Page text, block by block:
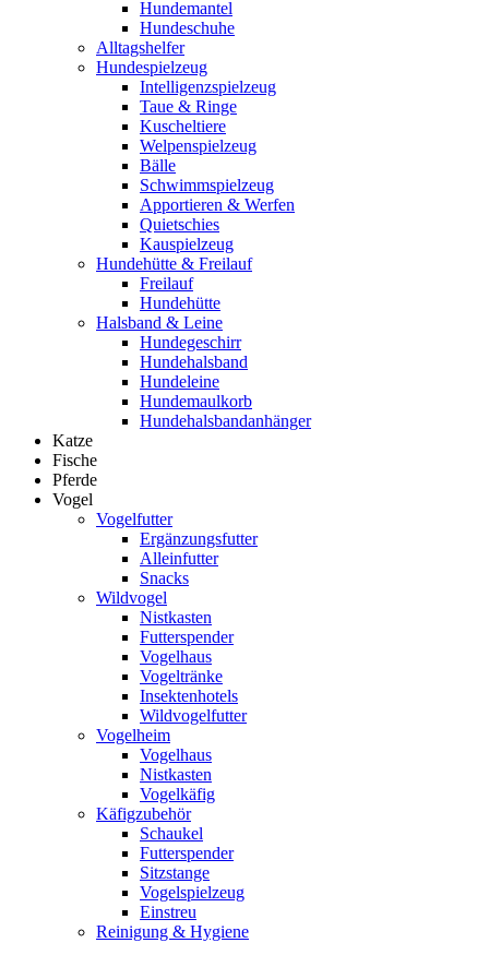
Hundemantel
Hundeschuhe
Alltagshelfer
Hundespielzeug
Intelligenzspielzeug
Taue & Ringe
Kuscheltiere
Welpenspielzeug
Bälle
Schwimmspielzeug
Apportieren & Werfen
Quietschies
Kauspielzeug
Hundehütte & Freilauf
Freilauf
Hundehütte
Halsband & Leine
Hundegeschirr
Hundehalsband
Hundeleine
Hundemaulkorb
Hundehalsbandanhänger
Katze
Fische
Pferde
Vogel
Vogelfutter
Ergänzungsfutter
Alleinfutter
Snacks
Wildvogel
Nistkasten
Futterspender
Vogelhaus
Vogeltränke
Insektenhotels
Wildvogelfutter
Vogelheim
Vogelhaus
Nistkasten
Vogelkäfig
Käfigzubehör
Schaukel
Futterspender
Sitzstange
Vogelspielzeug
Einstreu
Reinigung & Hygiene